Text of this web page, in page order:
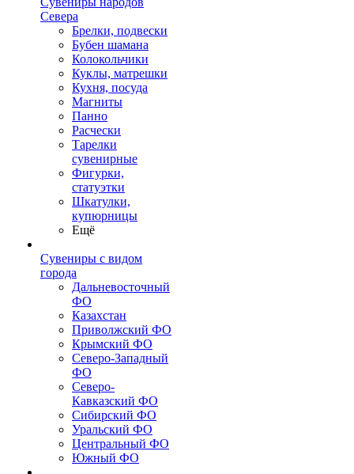
Севера
Брелки, подвески
Бубен шамана
Колокольчики
Куклы, матрешки
Кухня, посуда
Магниты
Панно
Расчески
Тарелки
сувенирные
Фигурки,
статуэтки
Шкатулки,
купюрницы
Ещё
Сувениры с видом
города
Дальневосточный
ФО
Казахстан
Приволжский ФО
Крымский ФО
Северо-Западный
ФО
Северо-
Кавказский ФО
Сибирский ФО
Уральский ФО
Центральный ФО
Южный ФО